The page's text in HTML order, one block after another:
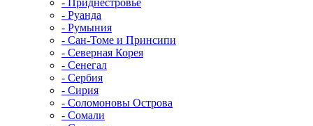
- Приднестровье
- Руанда
- Румыния
- Сан-Томе и Принсипи
- Северная Корея
- Сенегал
- Сербия
- Сирия
- Соломоновы Острова
- Сомали